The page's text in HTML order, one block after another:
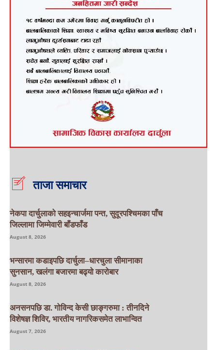
ताजा समाचार
नेकपा दार्चुलाको सहइन्चार्जमा पन्त, सुदूरपश्चिमका पाँच
जिल्लामा जिम्मेवारी बाँडफाँड
August 8, 2026
भन्सारमा कडाइपछि दार्चुला–धारचुला सीमानाका
सुनसान, खलंगा बजारमा बढ्यो कारोबार
August 8, 2026
अनसनपछि डा. गोविन्द केसी छाङ्गरुमा : तीनदिने
विशेषज्ञ शिविर, भारतीय नागरिकसमेत लाभान्वित
August 7, 2026